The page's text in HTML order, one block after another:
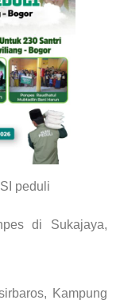
peduli
di Sukajaya,
Kampung